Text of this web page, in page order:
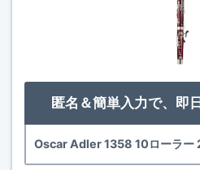
匿名＆簡単入力で、即
Oscar Adler 1358 10ローラー